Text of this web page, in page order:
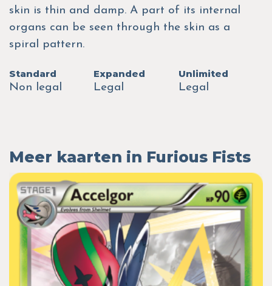
skin is thin and damp. A part of its internal
organs can be seen through the skin as a
spiral pattern.
Standard
Non legal
Expanded
Legal
Unlimited
Legal
Meer kaarten in Furious Fists